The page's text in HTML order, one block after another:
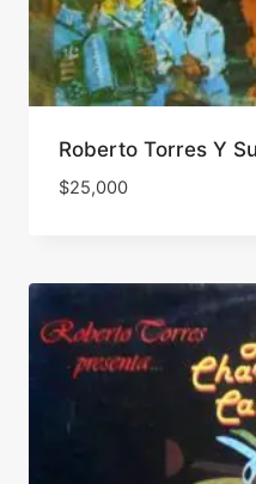
Roberto Torres Y
$25,000